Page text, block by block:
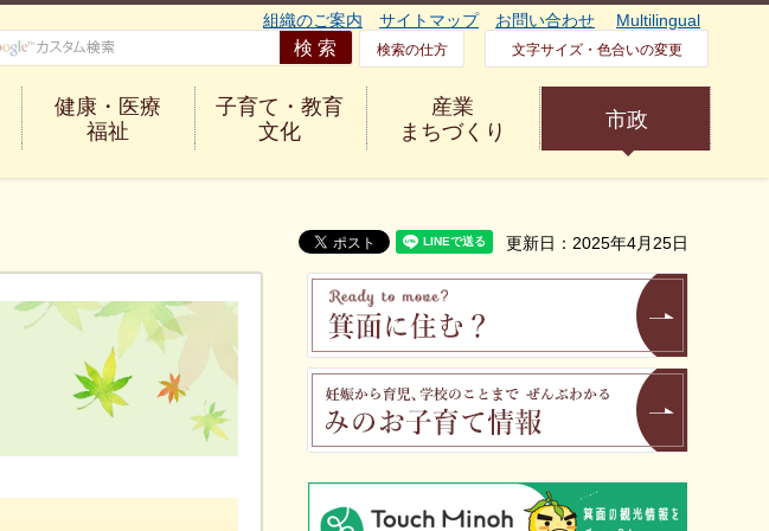
組織のご案内 サイトマップ お問い合わせ Multilingual
検索の仕方 文字サイズ・色合いの変更
健康・医療
福祉
子育て・教育
文化
産業
まちづくり
市政
更新日：2025年4月25日